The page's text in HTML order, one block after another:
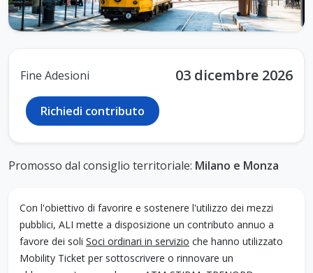
Fine Adesioni 03 dicembre 2026
Richiedi contributo
Promosso dal consiglio territoriale: Milano e Monza
Con l'obiettivo di favorire e sostenere l'utilizzo dei mezzi
pubblici, ALI mette a disposizione un contributo annuo a
favore dei soli Soci ordinari in servizio che hanno utilizzato
Mobility Ticket per sottoscrivere o rinnovare un